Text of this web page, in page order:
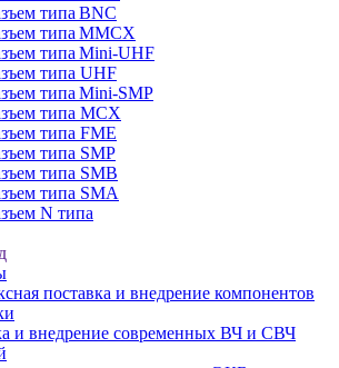
типа BNC
типа MMCX
типа Mini-UHF
типа UHF
типа Mini-SMP
типа MCX
типа FME
типа SMP
типа SMB
типа SMA
N типа
поставка и внедрение компонентов
и внедрение современных ВЧ и СВЧ